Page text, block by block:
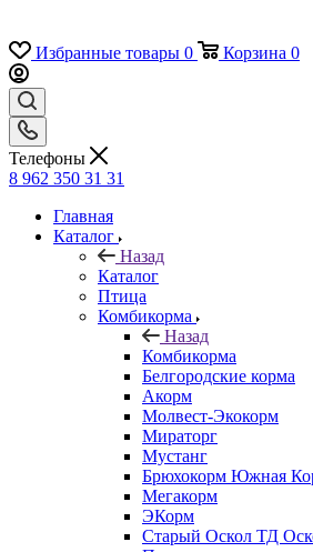
Избранные товары 0 Корзина 0
Телефоны
8 962 350 31 31
Главная
Каталог
Назад
Каталог
Птица
Комбикорма
Назад
Комбикорма
Белгородские корма
Акорм
Молвест-Экокорм
Мираторг
Мустанг
Брюхокорм Южная
Мегакорм
ЭКорм
Старый Оскол ТД